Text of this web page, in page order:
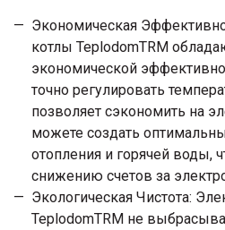
Экономическая
котлы TeplodomTRM
экономической
точно регулировать
позволяет сэкономить на
можете создать
отопления и горячей воды,
снижению счетов за
Экологическая Чистота:
TeplodomTRM не